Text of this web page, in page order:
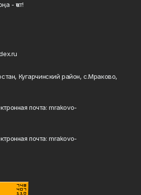
- ҡот!
Кугарчинский район, с.Мраково,
почта: mrakovo-
почта: mrakovo-